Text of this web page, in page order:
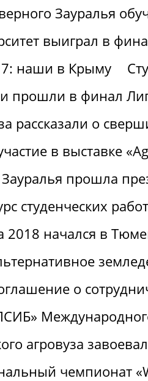
Зауралья
выиграл в
наши в Крыму
прошли в финал
рассказали о
в выставке
прошла
студенческих
2018 начался в
о
агровуза
чемпионат